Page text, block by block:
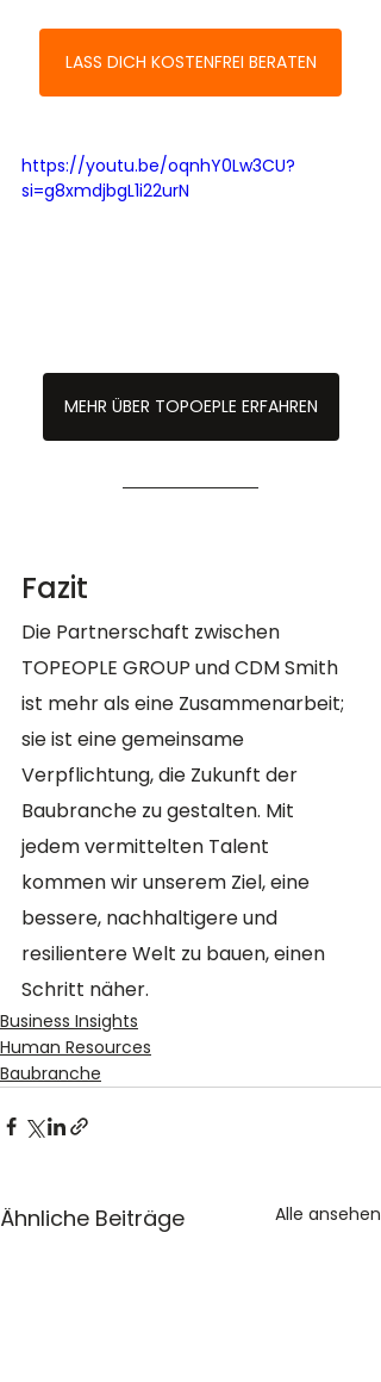
LASS DICH KOSTENFREI BERATEN
https://youtu.be/oqnhY0Lw3CU?
si=g8xmdjbgL1i22urN
MEHR ÜBER TOPOEPLE ERFAHREN
Fazit
Die Partnerschaft zwischen
TOPEOPLE GROUP und CDM Smith
ist mehr als eine Zusammenarbeit;
sie ist eine gemeinsame
Verpflichtung, die Zukunft der
Baubranche zu gestalten. Mit
jedem vermittelten Talent
kommen wir unserem Ziel, eine
bessere, nachhaltigere und
resilientere Welt zu bauen, einen
Schritt näher.
Business Insights
Human Resources
Baubranche
Ähnliche Beiträge Alle ansehen